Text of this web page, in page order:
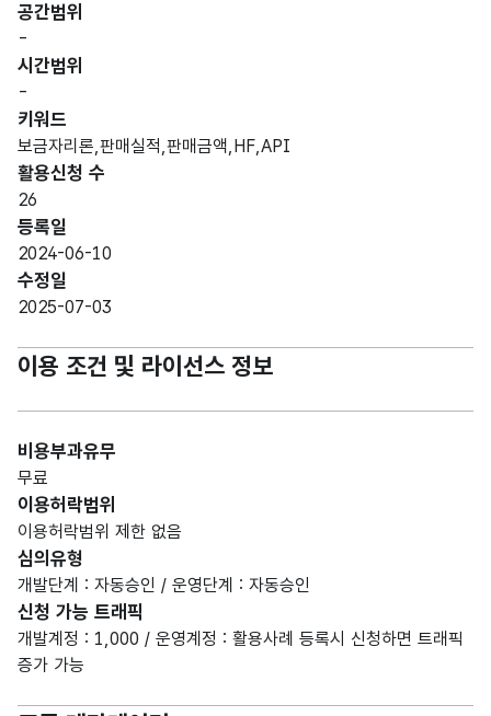
공간범위
-
시간범위
-
키워드
보금자리론,판매실적,판매금액,HF,API
활용신청 수
26
등록일
2024-06-10
수정일
2025-07-03
이용 조건 및 라이선스 정보
비용부과유무
무료
이용허락범위
이용허락범위 제한 없음
심의유형
개발단계 : 자동승인 / 운영단계 : 자동승인
신청 가능 트래픽
개발계정 : 1,000 / 운영계정 : 활용사례 등록시 신청하면 트래픽
증가 가능